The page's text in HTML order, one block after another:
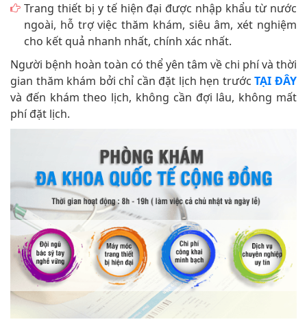
Trang thiết bị y tế hiện đại được nhập khẩu từ nước
ngoài, hỗ trợ việc thăm khám, siêu âm, xét nghiệm
cho kết quả nhanh nhất, chính xác nhất.
Người bệnh hoàn toàn có thể yên tâm về chi phí và thời
gian thăm khám bởi chỉ cần đặt lịch hẹn trướcTẠI ĐÂY
và đến khám theo lịch, không cần đợi lâu, không mất
phí đặt lịch.